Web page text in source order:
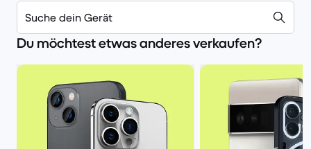
Suche dein Gerät
Du möchtest etwas anderes verkaufen?